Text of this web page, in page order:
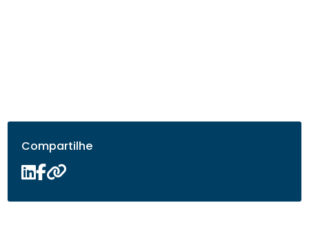
Compartilhe